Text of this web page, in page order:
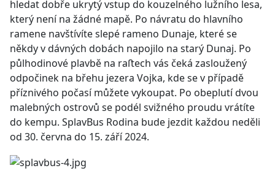
hledat dobře ukrytý vstup do kouzelného lužního lesa,
který není na žádné mapě. Po návratu do hlavního
ramene navštívíte slepé rameno Dunaje, které se
někdy v dávných dobách napojilo na starý Dunaj. Po
půlhodinové plavbě na raﬅech vás čeká zasloužený
odpočinek na břehu jezera Vojka, kde se v případě
příznivého počasí můžete vykoupat. Po obeplutí dvou
malebných ostrovů se podél svižného proudu vrátíte
do kempu. SplavBus Rodina bude jezdit každou neděli
od 30. června do 15. září 2024.